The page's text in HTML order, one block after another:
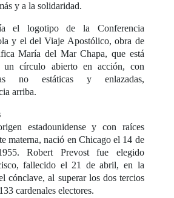
y a la solidaridad.
el logotipo de la Conferencia
y el del Viaje Apostólico, obra de
María del Mar Chapa, que está
un círculo abierto en acción, con
no estáticas y enlazadas,
arriba.
estadounidense y con raíces
materna, nació en Chicago el 14 de
Robert Prevost fue elegido
fallecido el 21 de abril, en la
cónclave, al superar los dos tercios
cardenales electores.